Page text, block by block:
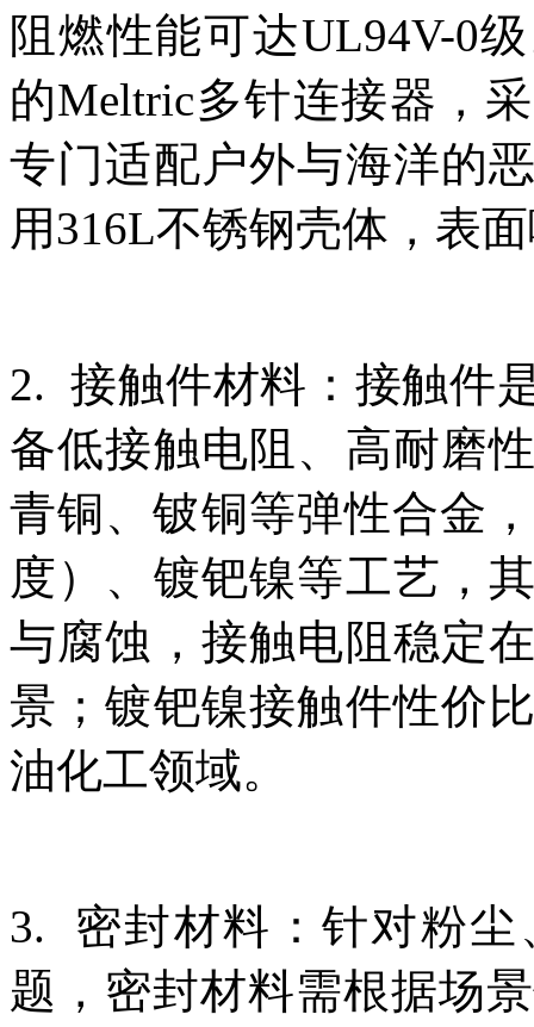
阻燃性能可达UL94V-0
的Meltric多针连接器，
专门适配户外与海洋的
用316L不锈钢壳体，表
2. 接触件材料：接触件
备低接触电阻、高耐磨
青铜、铍铜等弹性合金
度）、镀钯镍等工艺，
与腐蚀，接触电阻稳定
景；镀钯镍接触件性价
油化工领域。
3. 密封材料：针对粉
题，密封材料需根据场